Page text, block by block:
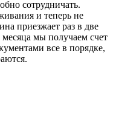
сотрудничать.
и теперь не
приезжает раз в две
месяца мы получаем счет
все в порядке,